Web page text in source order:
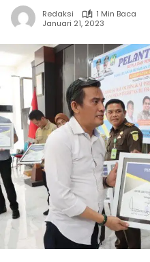
Redaksi
1 Min Baca
Januari 21, 2023